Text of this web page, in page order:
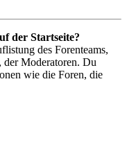
der Startseite?
des Forenteams,
Moderatoren. Du
wie die Foren, die